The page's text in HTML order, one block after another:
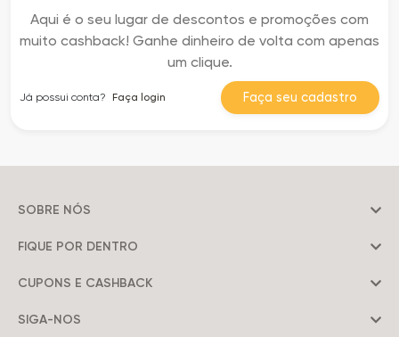
Aqui é o seu lugar de descontos e promoções com
muito cashback! Ganhe dinheiro de volta com apenas
um clique.
Faça seu cadastro
Já possui conta? Faça login
SOBRE NÓS
FIQUE POR DENTRO
CUPONS E CASHBACK
SIGA-NOS